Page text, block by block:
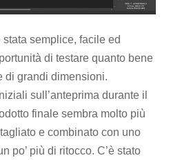
semplice, facile ed
di testare quanto bene
di grandi dimensioni.
sull’anteprima durante il
finale sembra molto più
e combinato con uno
po’ più di ritocco. C’è stato